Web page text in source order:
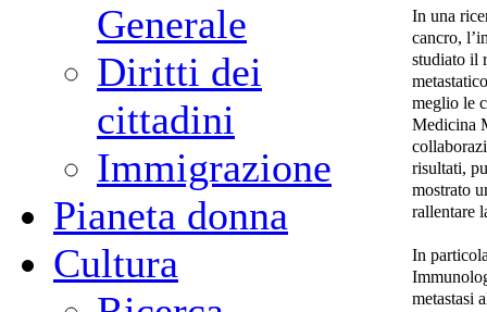
Generale
Diritti dei
cittadini
Immigrazione
Pianeta donna
Cultura
In una
cancro,
studiato il
meglio le
Medicina
risultati,
mostrato
rallentare
In
metastasi